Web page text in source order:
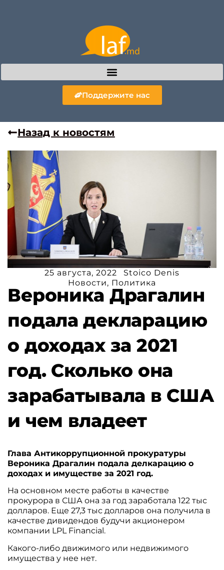
Поддержите нас
Назад к новостям
25 августа, 2022
Stoico Denis
Новости, Политика
Вероника Драгалин
подала декларацию
о доходах за 2021
год. Сколько она
зарабатывала в США
и чем владеет
Глава Антикоррупционной прокуратуры
Вероника Драгалин подала делкарацию о
доходах и имуществе за 2021 год.
На основном месте работы в качестве
прокурора в США она за год заработала 122 тыс
долларов. Еще 27,3 тыс долларов она получила в
качестве дивидендов будучи акционером
компании LPL Financial.
Какого-либо движимого или недвижимого
имущества у нее нет.